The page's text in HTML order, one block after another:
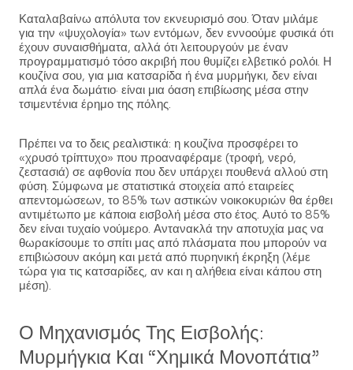
Καταλαβαίνω απόλυτα τον εκνευρισμό σου. Όταν μιλάμε
για την «ψυχολογία» των εντόμων, δεν εννοούμε φυσικά ότι
έχουν συναισθήματα, αλλά ότι λειτουργούν με έναν
προγραμματισμό τόσο ακριβή που θυμίζει ελβετικό ρολόι. Η
κουζίνα σου, για μια κατσαρίδα ή ένα μυρμήγκι, δεν είναι
απλά ένα δωμάτιο· είναι μια όαση επιβίωσης μέσα στην
τσιμεντένια έρημο της πόλης.
Πρέπει να το δεις ρεαλιστικά: η κουζίνα προσφέρει το
«χρυσό τρίπτυχο» που προαναφέραμε (τροφή, νερό,
ζεστασιά) σε αφθονία που δεν υπάρχει πουθενά αλλού στη
φύση. Σύμφωνα με στατιστικά στοιχεία από εταιρείες
απεντομώσεων, το 85% των αστικών νοικοκυριών θα έρθει
αντιμέτωπο με κάποια εισβολή μέσα στο έτος. Αυτό το 85%
δεν είναι τυχαίο νούμερο. Αντανακλά την αποτυχία μας να
θωρακίσουμε το σπίτι μας από πλάσματα που μπορούν να
επιβιώσουν ακόμη και μετά από πυρηνική έκρηξη (λέμε
τώρα για τις κατσαρίδες, αν και η αλήθεια είναι κάπου στη
μέση).
Ο Μηχανισμός Της Εισβολής:
Μυρμήγκια Και “χημικά Μονοπάτια”